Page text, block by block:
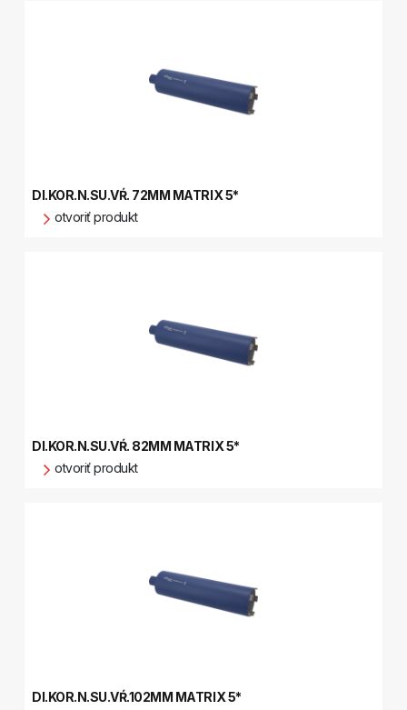
DI.KOR.N.SU.VŔ. 72MM MATRIX 5*
otvoriť produkt
DI.KOR.N.SU.VŔ. 82MM MATRIX 5*
otvoriť produkt
DI.KOR.N.SU.VŔ.102MM MATRIX 5*